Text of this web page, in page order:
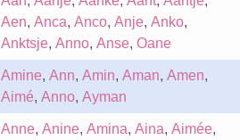
Aen, Anca, Anco, Anje, Anko,
Anktsje, Anno, Anse, Oane
Amine, Ann, Amin, Aman, Amen,
Aimé, Anno, Ayman
Anne, Anine, Amina, Aina, Aimée,